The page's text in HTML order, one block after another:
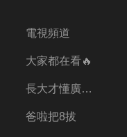
電視頻道
大家都在看🔥
長大才懂廣志的偉大
爸啦把8拔